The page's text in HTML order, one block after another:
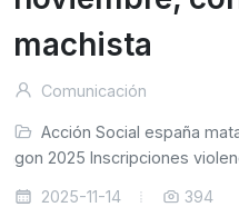
machista
Comunicación
Acción Social españa
2025 Inscripciones
2025-11-14 394